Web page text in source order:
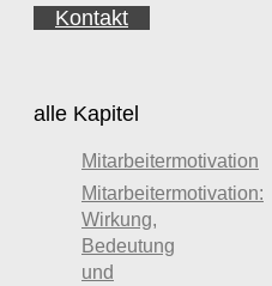
besteht die
vorbeiarbeitet.
unsere
der
differenziert
Kontakt
alle Kapitel
Mitarbeitermotivation
Mitarbeitermotivation:
Wirkung,
Bedeutung
und